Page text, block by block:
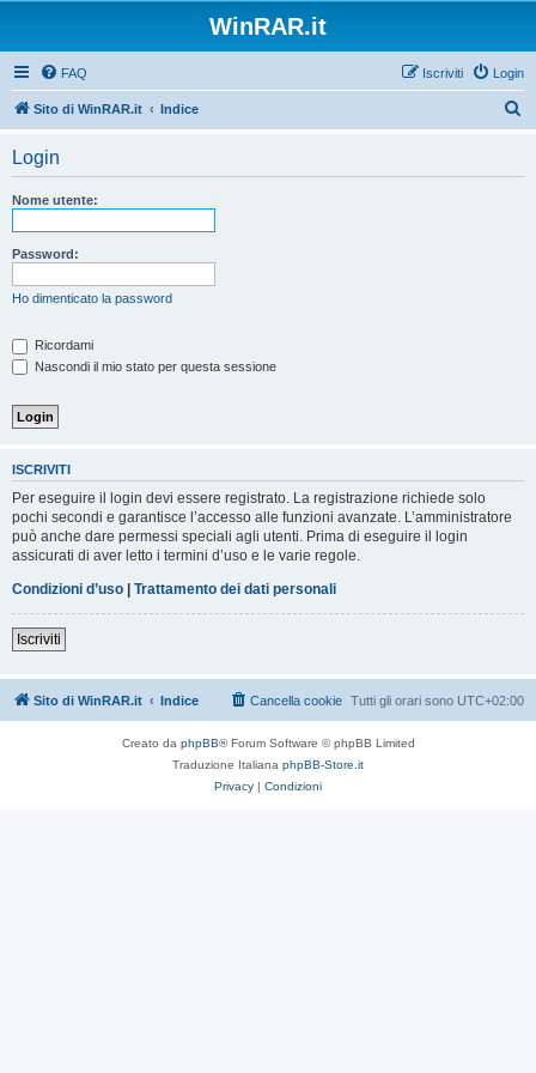
WinRAR.it
FAQ Login
Iscriviti
Sito di WinRAR.it Indice
Login
Nome utente:
Password:
Ho dimenticato la password
Ricordami
Nascondi il mio stato per questa sessione
ISCRIVITI
Per eseguire il login devi essere registrato. La registrazione richiede solo
pochi secondi e garantisce l’accesso alle funzioni avanzate. L’amministratore
può anche dare permessi speciali agli utenti. Prima di eseguire il login
assicurati di aver letto i termini d’uso e le varie regole.
Condizioni d’uso | Trattamento dei dati personali
Iscriviti
Sito di WinRAR.it Indice Tutti gli orari sono UTC+02:00
Cancella cookie
Creato da phpBB® Forum Software © phpBB Limited
Traduzione Italiana phpBB-Store.it
Privacy | Condizioni